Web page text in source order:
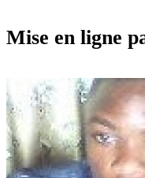
Mise en ligne